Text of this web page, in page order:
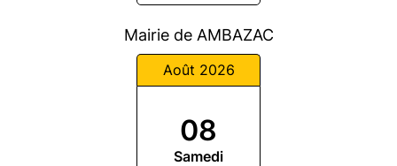
Mairie de AMBAZAC
Août 2026
08
Samedi